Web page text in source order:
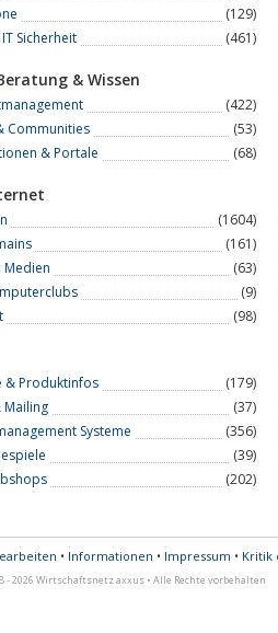
(129)
Sicherheit
(461)
& Wissen
(422)
Communities
(53)
& Portale
(68)
(1604)
(161)
Medien
(63)
(9)
(98)
& Produktinfos
(179)
Mailing
(37)
Systeme
(356)
(39)
(202)
• Informationen • Impressum • Kritik
- 2026 Wirtschaftsnetz axxus • Alle Rechte vorbehalten